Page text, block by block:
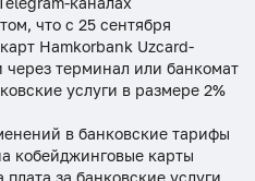
что с 25 сентября
Hamkorbank Uzcard-
терминал или банкомат
услуги в размере 2%
в банковские тарифы
кобейджинговые карты
за банковские услуги